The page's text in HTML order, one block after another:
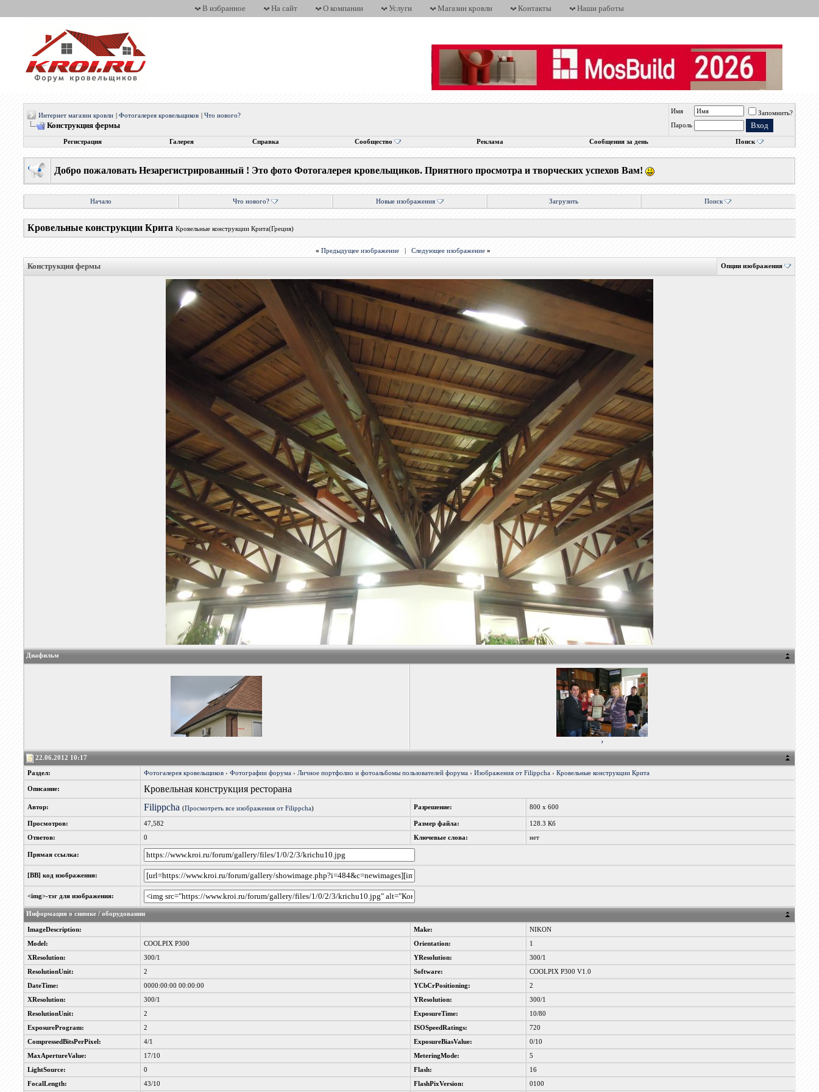
В избранное На сайт О компании Услуги Магазин кровли Контакты Наши работы
Интернет магазин кровли |Фотогалерея кровельщиков |Что нового?
Конструкция фермы
Имя
Запомнить?
Пароль
Регистрация Галерея Справка Сообщество Реклама Сообщения за день Поиск
Добро пожаловать Незарегистрированный ! Это фото Фотогалерея кровельщиков. Приятного просмотра и творческих успехов Вам!
Начало Что нового? Новые изображения Загрузить Поиск
Кровельные конструкции Крита Кровельные конструкции Крита(Греция)
« Предыдущее изображение |Следующее изображение »
Конструкция фермы Опции изображения
Диафильм
›
22.06.2012 10:17
Раздел: Фотогалерея кровельщиков ›Фотографии форума ›Личное портфолио и фотоальбомы пользователей форума ›Изображения от Filippcha ›Кровельные конструкции Крита
Описание: Кровельная конструкция ресторана
Автор: Filippcha (Просмотреть все изображения от Filippcha) Разрешение: 800 x 600
Просмотров: 47,582 Размер файла: 128.3 Кб
Ответов: 0 Ключевые слова: нет
Прямая ссылка:
[BB] код изображения:
<img>-тэг для изображения:
Информация о снимке / оборудовании
ImageDescription: Make: NIKON
Model: COOLPIX P300 Orientation: 1
XResolution: 300/1 YResolution: 300/1
ResolutionUnit: 2 Software: COOLPIX P300 V1.0
DateTime: 0000:00:00 00:00:00 YCbCrPositioning: 2
XResolution: 300/1 YResolution: 300/1
ResolutionUnit: 2 ExposureTime: 10/80
ExposureProgram: 2 ISOSpeedRatings: 720
CompressedBitsPerPixel: 4/1 ExposureBiasValue: 0/10
MaxApertureValue: 17/10 MeteringMode: 5
LightSource: 0 Flash: 16
FocalLength: 43/10 FlashPixVersion: 0100